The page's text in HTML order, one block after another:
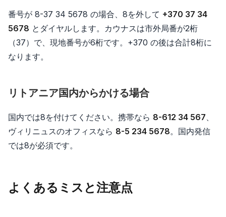
番号が 8-37 34 5678 の場合、8を外して +370 37 34
5678 とダイヤルします。カウナスは市外局番が2桁
（37）で、現地番号が6桁です。+370 の後は合計8桁に
なります。
リトアニア国内からかける場合
国内では8を付けてください。携帯なら 8-612 34 567
ヴィリニュスのオフィスなら 8-5 234 5678。国内発信
では8が必須です。
よくあるミスと注意点